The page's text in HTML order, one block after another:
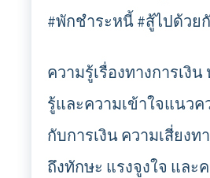
#พักชำระหนี้ #สู้ไปด้วย
ความรู้เรื่องทางการเงิ
รู้และความเข้าใจแนวค
กับการเงิน ความเสี่ยงท
ถึงทักษะ แรงจูงใจ และ